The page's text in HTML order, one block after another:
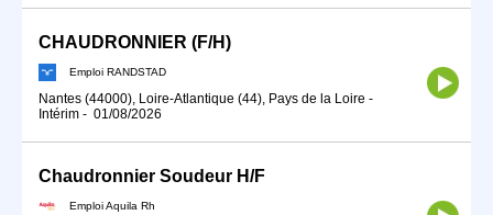
CHAUDRONNIER (F/H)
Emploi RANDSTAD
Nantes (44000), Loire-Atlantique (44), Pays de la Loire -
Intérim - 01/08/2026
Chaudronnier Soudeur H/F
Emploi Aquila Rh